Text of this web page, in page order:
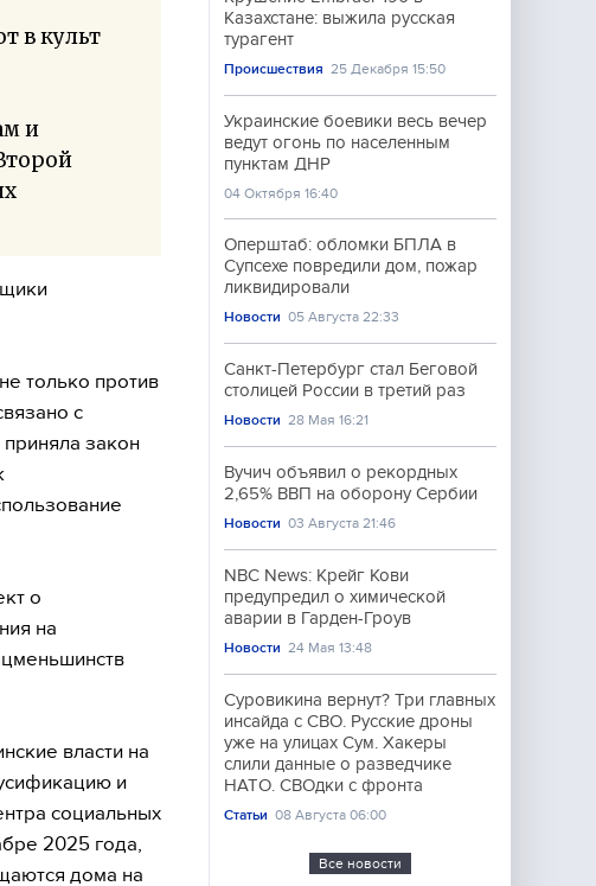
в культ
и
только против
с
закон
о
на
власти на
и
социальных
2025 года,
дома на
Казахстане: выжила русская
турагент
Происшествия 25 Декабря 15:50
Украинские боевики весь вечер
ведут огонь по населенным
пунктам ДНР
04 Октября 16:40
Оперштаб: обломки БПЛА в
Супсехе повредили дом, пожар
ликвидировали
Новости 05 Августа 22:33
Санкт-Петербург стал Беговой
столицей России в третий раз
Новости 28 Мая 16:21
Вучич объявил о рекордных
2,65% ВВП на оборону Сербии
Новости 03 Августа 21:46
NBC News: Крейг Кови
предупредил о химической
аварии в Гарден-Гроув
Новости 24 Мая 13:48
Суровикина вернут? Три главных
инсайда с СВО. Русские дроны
уже на улицах Сум. Хакеры
слили данные о разведчике
НАТО. СВОдки с фронта
Статьи 08 Августа 06:00
Все новости